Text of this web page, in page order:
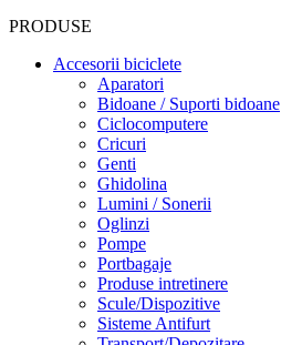
PRODUSE
Accesorii biciclete
Aparatori
Bidoane / Suporti bidoane
Ciclocomputere
Cricuri
Genti
Ghidolina
Lumini / Sonerii
Oglinzi
Pompe
Portbagaje
Produse intretinere
Scule/Dispozitive
Sisteme Antifurt